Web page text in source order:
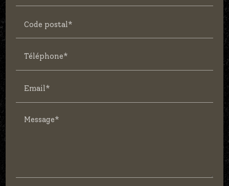
Code postal*
Téléphone*
Email*
Message*